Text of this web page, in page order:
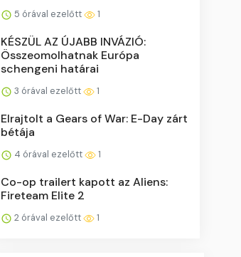
5 órával ezelőtt 1
KÉSZÜL AZ ÚJABB INVÁZIÓ:
Összeomolhatnak Európa
schengeni határai
3 órával ezelőtt 1
Elrajtolt a Gears of War: E-Day zárt
bétája
4 órával ezelőtt 1
Co-op trailert kapott az Aliens:
Fireteam Elite 2
2 órával ezelőtt 1